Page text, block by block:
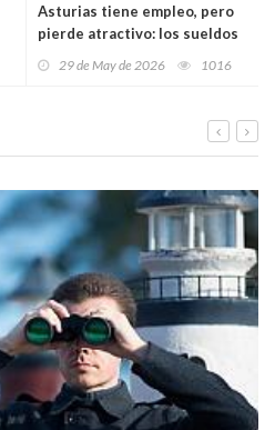
Asturias tiene empleo, pero
pierde atractivo: los sueldos
España y amenazan la
29 de May de 2026 1016